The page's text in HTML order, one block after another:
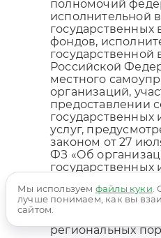
полномочий
исполнительной
фондов,
государственной
Российской
местного
организаций,
предоставлении
услуг,
законом от 27
ФЗ «Об
персональных
портале
муниципальных
региональных
Мы используем файлы куки
лучше понимаем, как вы
сайтом.